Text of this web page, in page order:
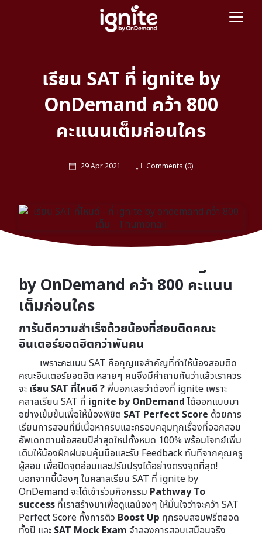
เรียน SAT ที่ ignite by
OnDemand คว้า 800
คะแนนเต็มก่อนใคร
29 Apr 2021 Comments (0)
by OnDemand คว้า 800 คะแนน
เต็มก่อนใคร
การันตีความสำเร็จด้วยน้องที่สอบติดคณะ
อินเตอร์ยอดฮิตกว่าพันคน
เพราะคะแนน SAT คือกุญแจสำคัญที่ทำให้น้องสอบติด
คณะอินเตอร์ยอดฮิต หลายๆ คนจึงมีคำถามกันว่าแล้วเราควร
จะ เรียน SAT ที่ไหนดี ?พี่บอกเลยว่าต้องที่ ignite เพราะ
คลาสเรียน SAT ที่ ignite by OnDemand ได้ออกแบบมา
อย่างเข้มข้นเพื่อให้น้องพิชิต SAT Perfect Score ด้วยการ
เรียนการสอนที่มีเนื้อหาครบและครอบคลุมทุกเรื่องที่ออกสอบ
อัพเดทตามข้อสอบปีล่าสุดใหม่ทั้งหมด 100% พร้อมโจทย์เพิ่ม
เติมให้น้องฝึกฝนจนคุ้นมือและรับ Feedback ทันทีจากคุณครู
ผู้สอน เพื่อปิดจุดอ่อนและปรับปรุงได้อย่างตรงจุดที่สุด!
นอกจากนี้น้องๆ ในคลาสเรียน SAT ที่ ignite by
OnDemand จะได้เข้าร่วมกิจกรรม Pathway To
success ที่เราสร้างมาเพื่อดูแลน้องๆ ให้มั่นใจว่าจะคว้า SAT
Perfect Score ทั้งการติว Boost Up ทุกรอบสอบฟรีตลอด
ทั้งปี และ SAT Mock Exam จำลองการสอบเสมือนจริง